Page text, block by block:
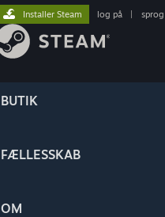
BUTIK
FÆLLESSKAB
OM
Installer Steam log på sprog